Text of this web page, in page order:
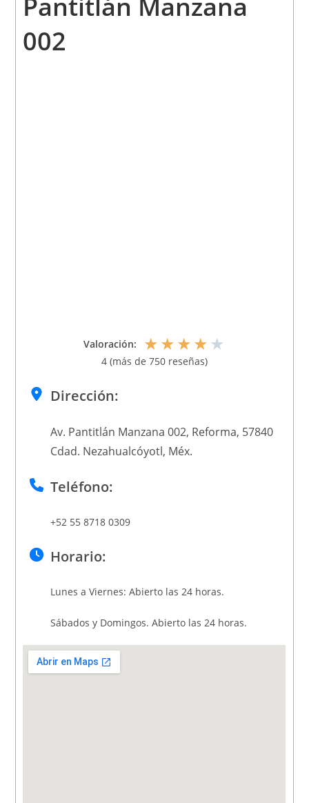
002
Valoración: ★★★★★
4 (más de 750 reseñas)
Dirección:
Av. Pantitlán Manzana 002, Reforma, 57840
Cdad. Nezahualcóyotl, Méx.
Teléfono:
+52 55 8718 0309
Horario:
Lunes a Viernes: Abierto las 24 horas.
Sábados y Domingos. Abierto las 24 horas.